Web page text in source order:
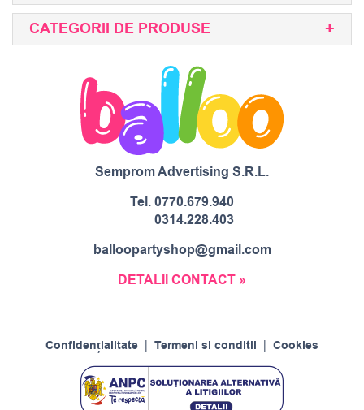
CATEGORII DE PRODUSE
Semprom Advertising S.R.L.
Tel.0770.679.940
0314.228.403
balloopartyshop@gmail.com
DETALII CONTACT »
Confidențialitate | Termeni si conditii | Cookies